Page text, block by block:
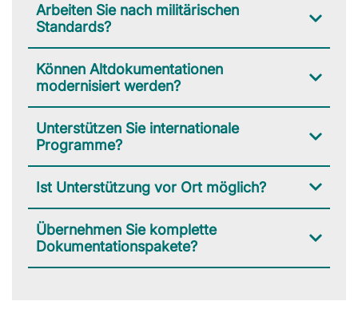
Arbeiten Sie nach militärischen
Standards?
Können Altdokumentationen
modernisiert werden?
Unterstützen Sie internationale
Programme?
Ist Unterstützung vor Ort möglich?
Übernehmen Sie komplette
Dokumentationspakete?